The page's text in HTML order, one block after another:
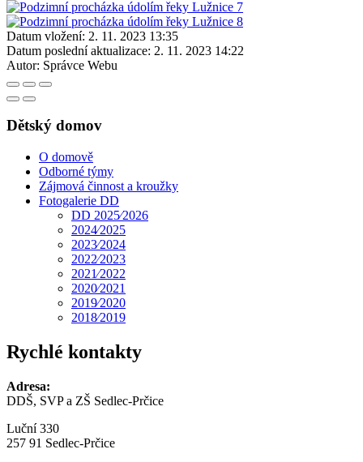
Datum vložení: 2. 11. 2023 13:35
Datum poslední aktualizace: 2. 11. 2023 14:22
Autor: Správce Webu
Dětský domov
O domově
Odborné týmy
Zájmová činnost a kroužky
Fotogalerie DD
DD 2025⁄2026
2024⁄2025
2023⁄2024
2022⁄2023
2021⁄2022
2020⁄2021
2019⁄2020
2018⁄2019
Rychlé kontakty
Adresa:
DDŠ, SVP a ZŠ Sedlec-Prčice
Luční 330
257 91 Sedlec-Prčice